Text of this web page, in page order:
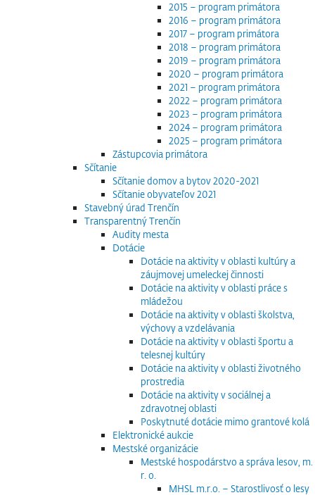
2015 – program primátora
2016 – program primátora
2017 – program primátora
2018 – program primátora
2019 – program primátora
2020 – program primátora
2021 – program primátora
2022 – program primátora
2023 – program primátora
2024 – program primátora
2025 – program primátora
Zástupcovia primátora
Sčítanie
Sčítanie domov a bytov 2020-2021
Sčítanie obyvateľov 2021
Stavebný úrad Trenčín
Transparentný Trenčín
Audity mesta
Dotácie
Dotácie na aktivity v oblasti kultúry a
záujmovej umeleckej činnosti
Dotácie na aktivity v oblasti práce s
mládežou
Dotácie na aktivity v oblasti školstva,
výchovy a vzdelávania
Dotácie na aktivity v oblasti športu a
telesnej kultúry
Dotácie na aktivity v oblasti životného
prostredia
Dotácie na aktivity v sociálnej a
zdravotnej oblasti
Poskytnuté dotácie mimo grantové kolá
Elektronické aukcie
Mestské organizácie
Mestské hospodárstvo a správa lesov, m.
r. o.
MHSL m.r.o. – Starostlivosť o lesy